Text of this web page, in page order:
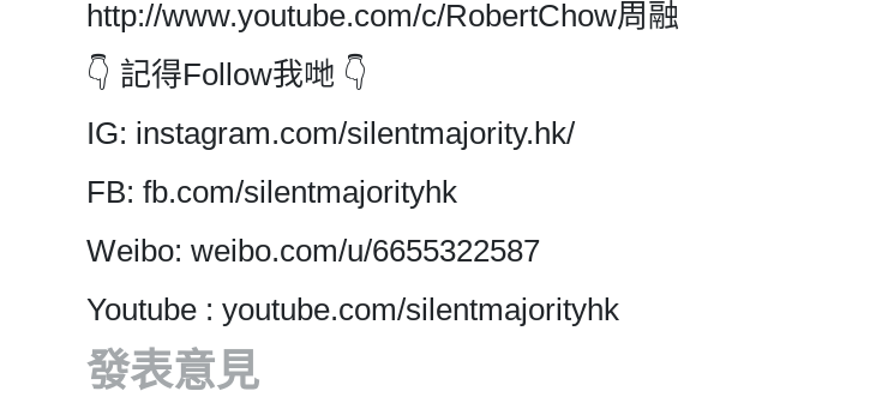
http://www.youtube.com/c/RobertChow周融
👇 記得Follow我哋 👇
IG: instagram.com/silentmajority.hk/
FB: fb.com/silentmajorityhk
Weibo: weibo.com/u/6655322587
Youtube : youtube.com/silentmajorityhk
發表意見